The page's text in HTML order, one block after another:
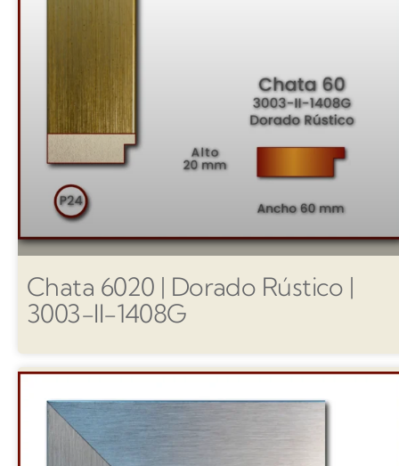
Chata 6020 | Dorado Rústico |
3003-II-1408G